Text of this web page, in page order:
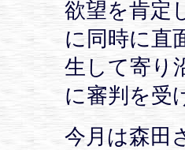
欲望を肯定
に同時に直
生して寄り
に審判を受
今月は森田